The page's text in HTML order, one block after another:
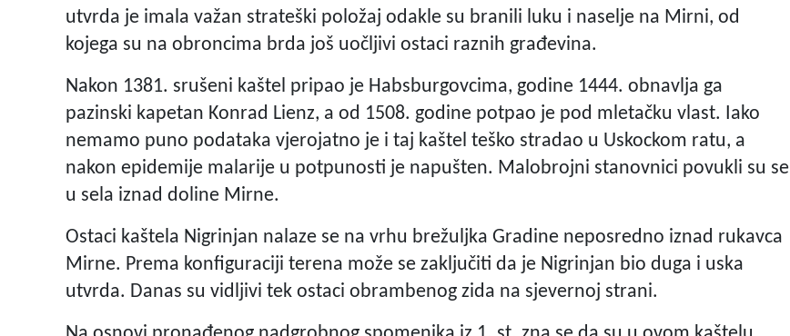
utvrda je imala važan strateški položaj odakle su branili luku i naselje na Mirni, od
kojega su na obroncima brda još uočljivi ostaci raznih građevina.
Nakon 1381. srušeni kaštel pripao je Habsburgovcima, godine 1444. obnavlja ga
pazinski kapetan Konrad Lienz, a od 1508. godine potpao je pod mletačku vlast. Iako
nemamo puno podataka vjerojatno je i taj kaštel teško stradao u Uskockom ratu, a
nakon epidemije malarije u potpunosti je napušten. Malobrojni stanovnici povukli su se
u sela iznad doline Mirne.
Ostaci kaštela Nigrinjan nalaze se na vrhu brežuljka Gradine neposredno iznad rukavca
Mirne. Prema konfiguraciji terena može se zaključiti da je Nigrinjan bio duga i uska
utvrda. Danas su vidljivi tek ostaci obrambenog zida na sjevernoj strani.